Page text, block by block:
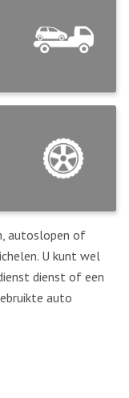
autoslopen of
U kunt wel
dienst of een
auto